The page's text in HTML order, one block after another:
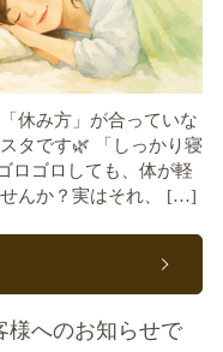
休み方」が合っていな
タです🌿 「しっかり寝
ロゴロしても、体が軽
んか？実はそれ、 […]
様へのお知らせで